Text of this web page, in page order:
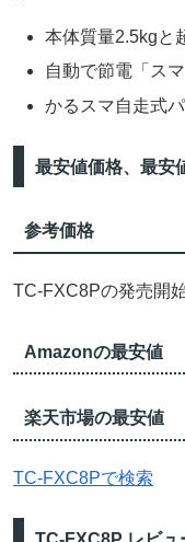
本体質量2.5kgと
自動で節電「ス
かるスマ自走式
最安値価格、最安
参考価格
TC-FXC8Pの発売開
Amazonの最安値
楽天市場の最安値
TC-FXC8Pで検索